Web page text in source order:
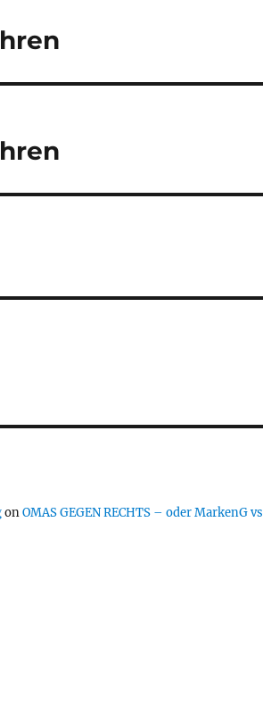
onOMAS GEGEN RECHTS – oder MarkenG vs